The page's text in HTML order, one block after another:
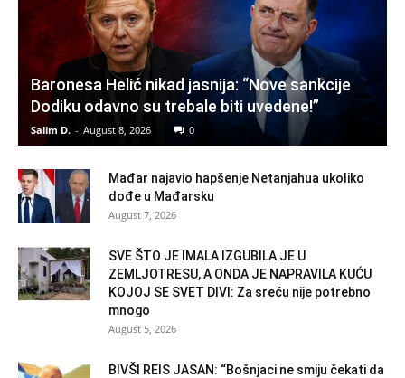
Baronesa Helić nikad jasnija: “Nove sankcije
Dodiku odavno su trebale biti uvedene!”
Salim D. - August 8, 2026 0
Mađar najavio hapšenje Netanjahua ukoliko
dođe u Mađarsku
August 7, 2026
SVE ŠTO JE IMALA IZGUBILA JE U
ZEMLJOTRESU, A ONDA JE NAPRAVILA KUĆU
KOJOJ SE SVET DIVI: Za sreću nije potrebno
mnogo
August 5, 2026
BIVŠI REIS JASAN: “Bošnjaci ne smiju čekati da